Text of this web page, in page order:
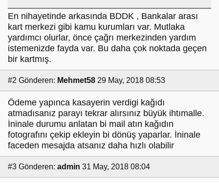
En nihayetinde arkasında BDDK , Bankalar arası
kart merkezi gibi kamu kurumları var. Mutlaka
yardımcı olurlar, önce çağrı merkezinden yardım
istemenizde fayda var. Bu daha çok noktada geçen
bir kartmış.
#2 Gönderen: Mehmet58 29 May, 2018 08:53
Ödeme yapınca kasayerin verdigi kağıdı
atmadısanız parayı tekrar alırsınız büyük ihtımalle.
İninale durumu anlatan bi mail atın kağıdın
fotografını çekip ekleyin bi dönüş yaparlar. İninale
faceden mesajda atsanız daha hızlı olabilir
#3 Gönderen: admin 31 May, 2018 08:04